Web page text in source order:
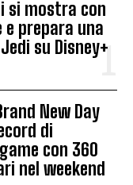
si mostra con
prepara una
su Disney+
New Day
di
con 360
nel weekend